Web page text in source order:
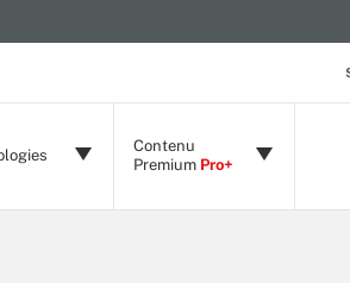
Contenu
Premium Pro+